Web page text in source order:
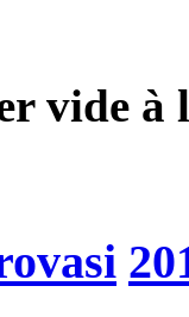
vide à